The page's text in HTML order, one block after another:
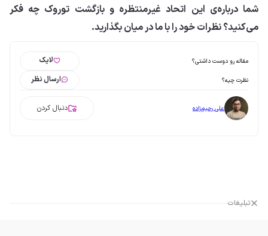
شما درباره‌ی این اتحاد غیرمنتظره و بازگشت توروک چه فکر
می‌کنید؟ نظرات خود را با ما در میان بگذارید.
مقاله رو دوست داشتی؟ لایک
نظرت چیه؟ ارسال نظر
علی رحیم‌زاده دنبال کردن
تبلیغات